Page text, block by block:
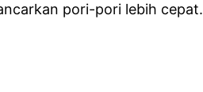
pori-pori lebih cepat.